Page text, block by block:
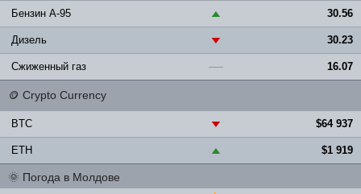
Бензин A-95 ▲ 30.56
Дизель ▼ 30.23
Сжиженный газ — 16.07
🪙 Crypto Currency
BTC ▼ $64 937
ETH ▲ $1 919
🌞 Погода в Молдове